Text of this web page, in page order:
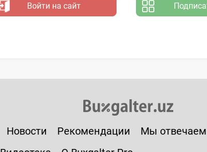
Войти на сайт
Новости Рекомендации Мы отвечаем